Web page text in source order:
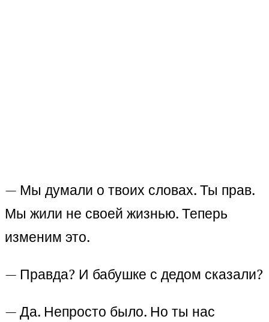
— Мы думали о твоих словах. Ты прав.
Мы жили не своей жизнью. Теперь
изменим это.
— Правда? И бабушке с дедом сказали?
— Да. Непросто было. Но ты нас